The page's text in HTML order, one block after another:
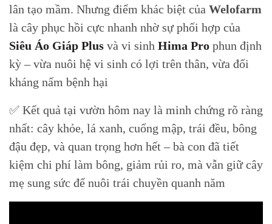
lân tạo mầm. Nhưng điểm khác biệt của Welofarm
là cây phục hồi cực nhanh nhờ sự phối hợp của
Siêu Áo Giáp Plus và vi sinh Hima Pro phun định
kỳ – vừa nuôi hệ vi sinh có lợi trên thân, vừa đối
kháng nấm bệnh hại
✅ Kết quả tại vườn hôm nay là minh chứng rõ ràng
nhất: cây khỏe, lá xanh, cuống mập, trái đều, bông
đậu đẹp, và quan trọng hơn hết – bà con đã tiết
kiệm chi phí làm bông, giảm rủi ro, mà vẫn giữ cây
mẹ sung sức để nuôi trái chuyền quanh năm